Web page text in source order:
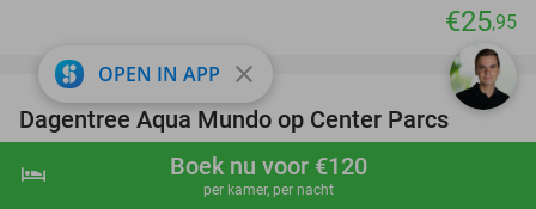
shopping_cart Boek nu
hotel Boek nu voor €120
per kamer, per nacht
€25,95
favorite_border
Dagentree Aqua Mundo op Center Parcs
Limburgse Peel
Aqua Mundo Limburgse Peel
OPEN IN APP close